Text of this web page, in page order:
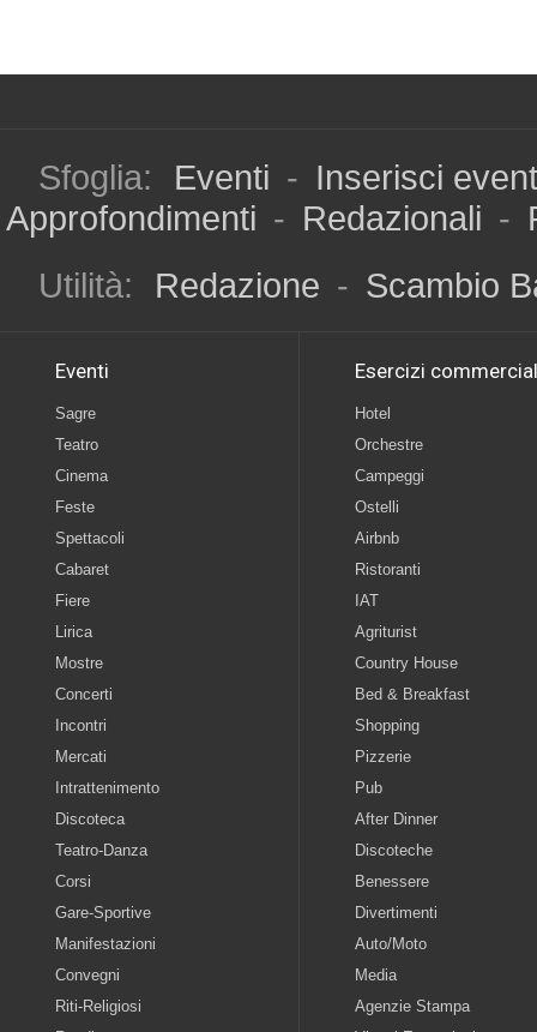
Sfoglia: Eventi - Inserisci
Approfondimenti - Redazionali -
Utilità:
Redazione - Scambio
Eventi
Sagre
Teatro
Cinema
Feste
Spettacoli
Cabaret
Fiere
Lirica
Mostre
Concerti
Incontri
Mercati
Intrattenimento
Discoteca
Teatro-Danza
Corsi
Gare-Sportive
Manifestazioni
Convegni
Riti-Religiosi
Esercizi
Hotel
Orchestre
Campeggi
Ostelli
Airbnb
Ristoranti
IAT
Agriturist
Country House
Bed & Breakfast
Shopping
Pizzerie
Pub
After Dinner
Discoteche
Benessere
Divertimenti
Auto/Moto
Media
Agenzie Stampa